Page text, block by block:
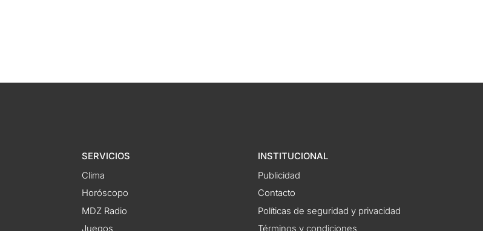
SERVICIOS
Clima
Horóscopo
MDZ Radio
Juegos
INSTITUCIONAL
Publicidad
Contacto
Políticas de seguridad y privacidad
Términos y condiciones